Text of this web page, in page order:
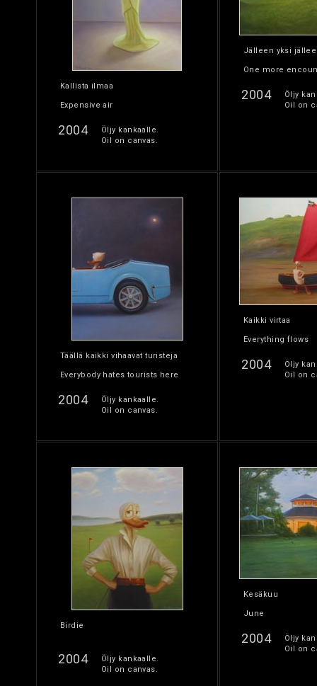
Kallista ilmaa
Expensive air
2004
Öljy kankaalle.
Oil on canvas.
Jälleen yksi
One more
2004
Öljy
Oil on
Täällä kaikki vihaavat turisteja
Everybody hates tourists here
2004
Öljy kankaalle.
Oil on canvas.
Kaikki virtaa
Everything flows
2004
Öljy
Oil on
Birdie
2004
Öljy kankaalle.
Oil on canvas.
Kesäkuu
June
2004
Öljy
Oil on